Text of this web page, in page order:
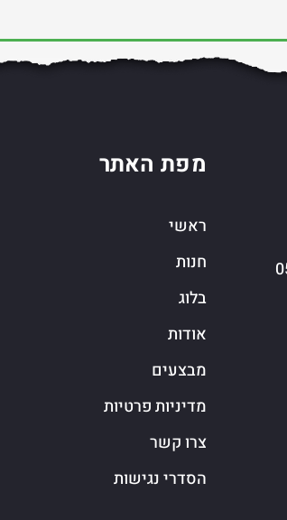
מפת האתר
ראשי
חנות
בלוג
אודות
מבצעים
מדיניות פרטיות
צרו קשר
הסדרי נגישות